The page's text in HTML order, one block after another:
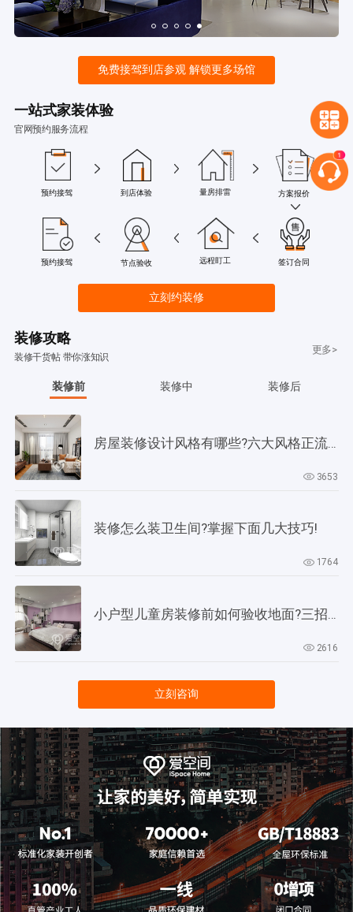
免费接驾到店参观 解锁更多场馆
一站式家装体验
官网预约服务流程
预约接驾 到店体验 量房排雷 方案报价
预约接驾 节点验收 远程盯工 签订合同
立刻约装修
装修攻略
装修干货帖 带你涨知识
更多>
装修前 装修中 装修后
房屋装修设计风格有哪些?六大风格正流行!
3653
装修怎么装卫生间?掌握下面几大技巧!
1764
2616
立刻咨询